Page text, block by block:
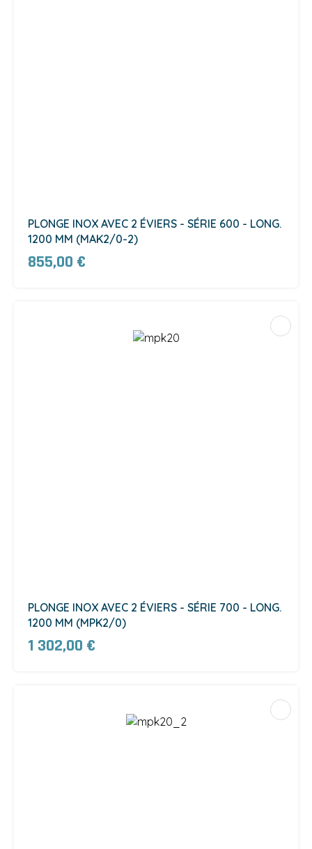
PLONGE INOX AVEC 2 ÉVIERS - SÉRIE 600 - LONG.
1200 MM (MAK2/0-2)
855,00 €
PLONGE INOX AVEC 2 ÉVIERS - SÉRIE 700 - LONG.
1200 MM (MPK2/0)
1 302,00 €